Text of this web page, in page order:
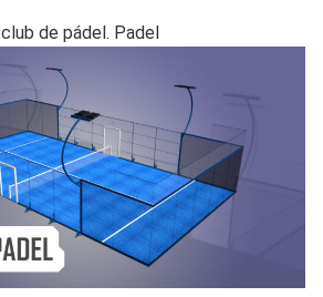
club de pádel. Padel